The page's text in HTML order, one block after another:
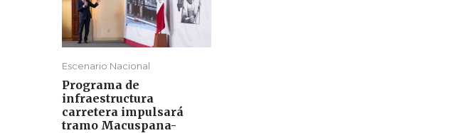
Escenario Nacional
Programa de
infraestructura
carretera impulsará
tramo Macuspana-